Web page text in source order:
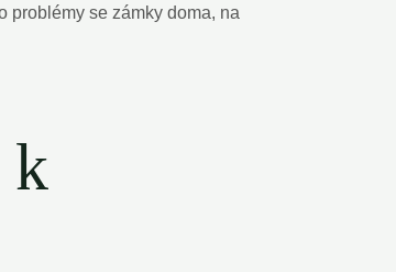
problémy se zámky doma, na
k